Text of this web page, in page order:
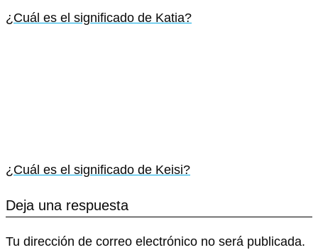
¿Cuál es el significado de Katia?
¿Cuál es el significado de Keisi?
Deja una respuesta
Tu dirección de correo electrónico no será publicada.